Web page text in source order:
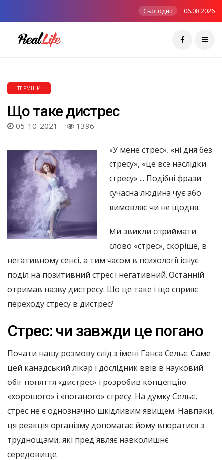
Сьогодні: 06.08.2026
ТЕРМІНИ
Що таке дистрес
05-10-2021 1396
«У мене стрес», «ні дня без
стресу», «це все наслідки
стресу» ... Подібні фрази
сучасна людина чує або
вимовляє чи не щодня.
Ми звикли сприймати
слово «стрес», скоріше, в
негативному сенсі, а тим часом в психології існує
поділ на позитивний стрес і негативний. Останній
отримав назву дистресу. Що це таке і що сприяє
переходу стресу в дистрес?
Стрес: чи завжди це погано
Почати нашу розмову слід з імені Ганса Сельє. Саме
цей канадський лікар і дослідник ввів в науковий
обіг поняття «дистрес» і розробив концепцію
«хорошого» і «поганого» стресу. На думку Сельє,
стрес не є однозначно шкідливим явищем. Навпаки,
ця реакція організму допомагає йому впоратися з
труднощами, які пред'являє навколишнє
середовище.